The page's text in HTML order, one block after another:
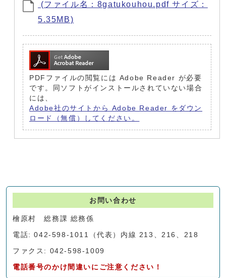
(ファイル名：8gatukouhou.pdf サイズ：
5.35MB)
PDFファイルの閲覧には Adobe Reader が必要
です。同ソフトがインストールされていない場合
には、
Adobe社のサイトから Adobe Reader をダウン
ロード（無償）してください。
お問い合わせ
檜原村 総務課 総務係
電話: 042-598-1011（代表）内線 213、216、218
ファクス: 042-598-1009
電話番号のかけ間違いにご注意ください！